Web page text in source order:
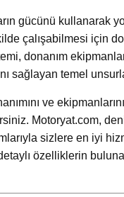
gücünü kullanarak
çalışabilmesi için
donanım
sağlayan temel
ve
Motoryat.com,
sizlere en iyi
özelliklerin